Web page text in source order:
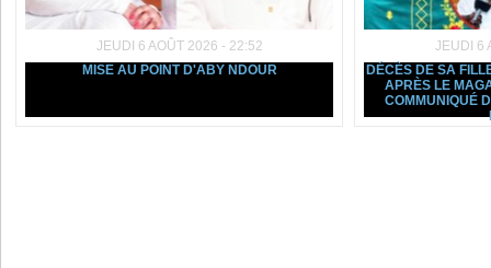
JEUDI 6 AOÛT 2026 - 22:52
MISE AU POINT D'ABY NDOUR
JEUDI 6
DÉCÈS DE SA
APRÈS LE
COMMUNIQUÉ